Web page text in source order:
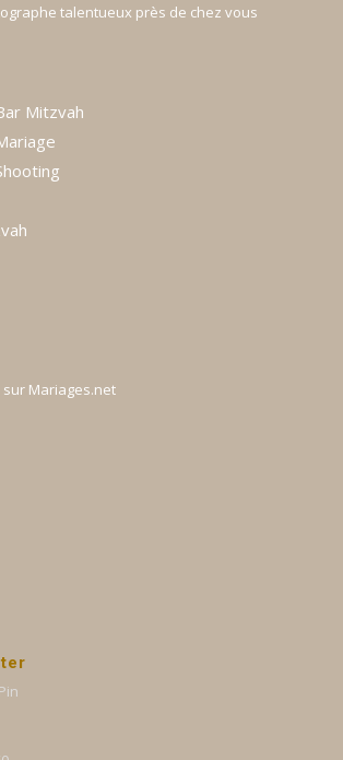
talentueux près de chez vous
Mitzvah